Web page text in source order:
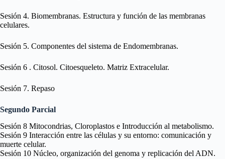
Sesión 4. Biomembranas. Estructura y función de las membranas
celulares.
Sesión 5. Componentes del sistema de Endomembranas.
Sesión 6 . Citosol. Citoesqueleto. Matriz Extracelular.
Sesión 7. Repaso
Segundo Parcial
Sesión 8 Mitocondrias, Cloroplastos e Introducción al metabolismo.
Sesión 9 Interacción entre las células y su entorno: comunicación y
muerte celular.
Sesión 10 Núcleo, organización del genoma y replicación del ADN.